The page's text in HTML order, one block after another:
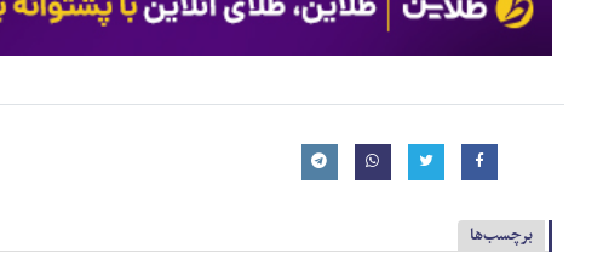
برچسب‌ها